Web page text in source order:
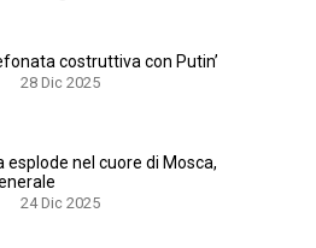
costruttiva con Putin’
28 Dic 2025
nel cuore di Mosca,
24 Dic 2025